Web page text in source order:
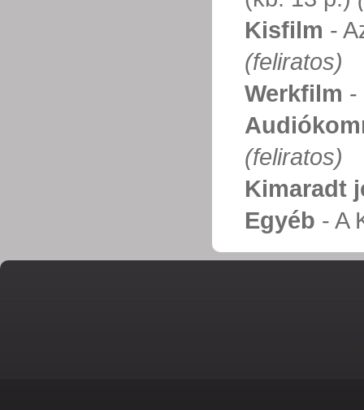
Kisfilm -
(feliratos)
Werkfilm -
(feliratos)
Kimaradt
Egyéb - A